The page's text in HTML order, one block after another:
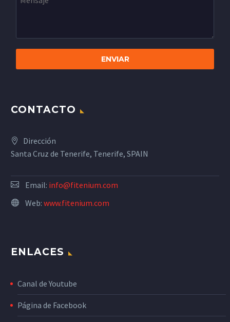
CONTACTO
Dirección
Santa Cruz de Tenerife, Tenerife, SPAIN
Email: info@fitenium.com
Web: www.fitenium.com
ENLACES
Canal de Youtube
Página de Facebook